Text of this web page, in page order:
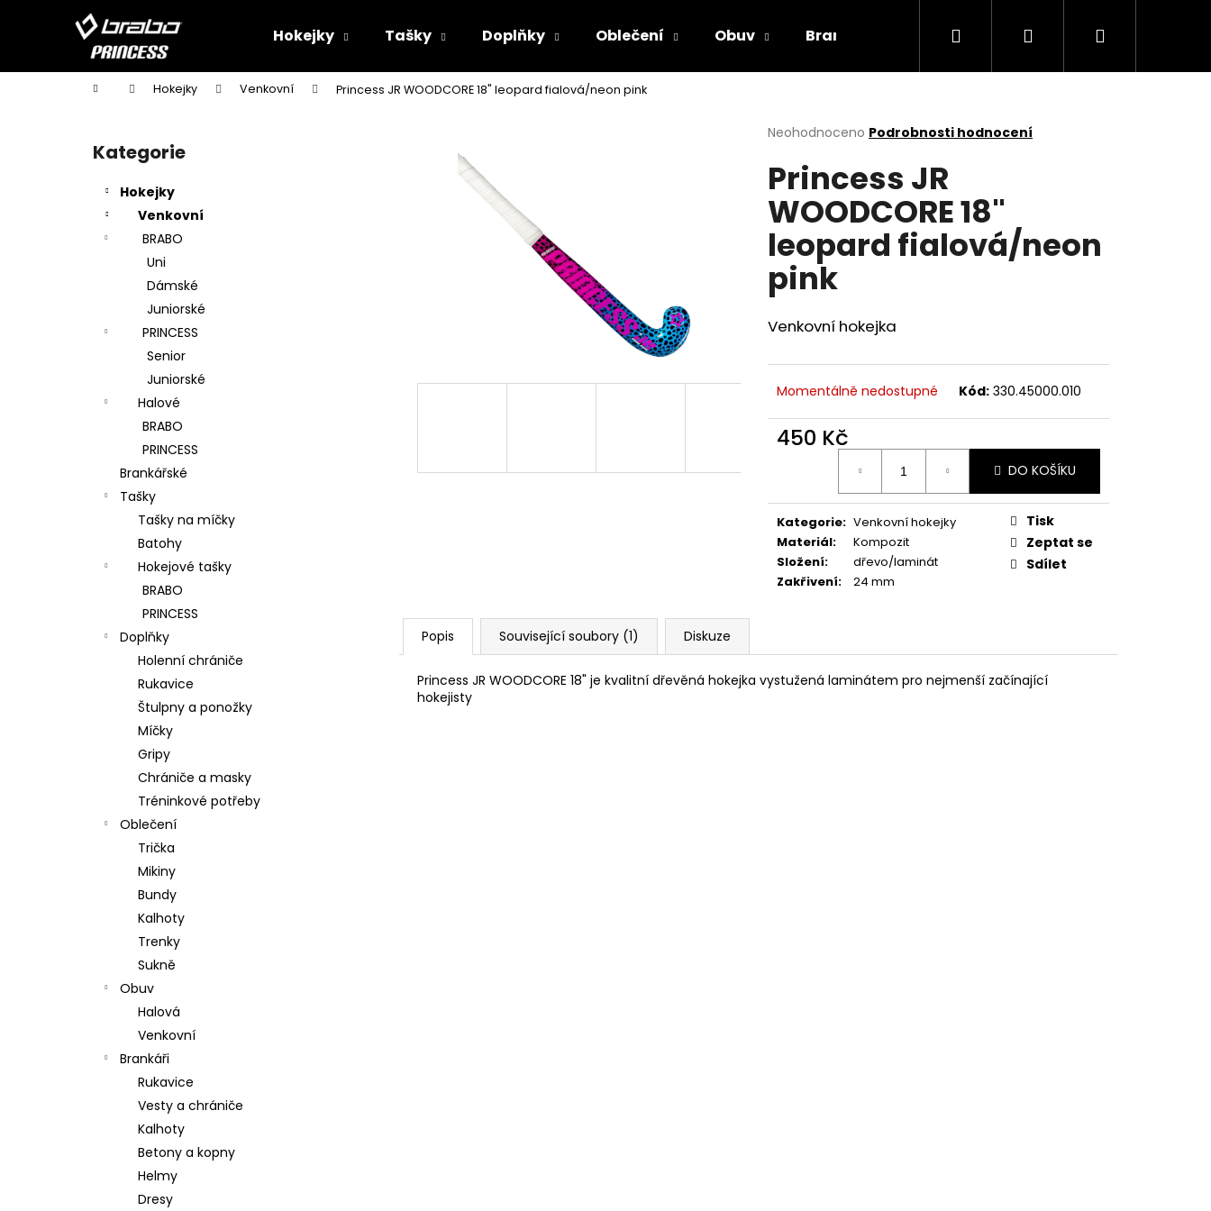
Hokejky Tašky Doplňky Oblečení Obuv Brankáři Informace
Hledat PřihlášeníNákupní
Domů Hokejky Venkovní Princess JR WOODCORE 18" leopard fialová/neon pink
Přeskočit
kategorie
Kategorie
Hokejky
Venkovní
BRABO
Uni
Dámské
Juniorské
PRINCESS
Senior
Juniorské
Halové
BRABO
PRINCESS
Brankářské
Tašky
Tašky na míčky
Batohy
Hokejové tašky
BRABO
PRINCESS
Doplňky
Holenní chrániče
Rukavice
Štulpny a ponožky
Míčky
Gripy
Chrániče a masky
Tréninkové potřeby
Oblečení
Trička
Mikiny
Bundy
Kalhoty
Trenky
Sukně
Obuv
Halová
Venkovní
Brankáři
Rukavice
Vesty a chrániče
Kalhoty
Betony a kopny
Helmy
Dresy
Průměrné
produktu
je
0,0
z
5
hvězdiček.
Neohodnoceno Podrobnosti hodnocení
Princess JR
WOODCORE 18"
leopard fialová/neon
pink
Venkovní hokejka
Momentálně nedostupné Kód: 330.45000.010
450 Kč
DO KOŠÍKU
Kategorie: Venkovní hokejky
Materiál:
Kompozit
Složení:
dřevo/laminát
Zakřivení: 24 mm
Tisk
Zeptat se
Sdílet
Popis Související soubory (1) Diskuze
Princess JR WOODCORE 18" je kvalitní dřevěná hokejka vystužená laminátem pro nejmenší začínající
hokejisty
í
Zpět
do
Zpět
do
Co potřebujete najít?
Doporučujeme